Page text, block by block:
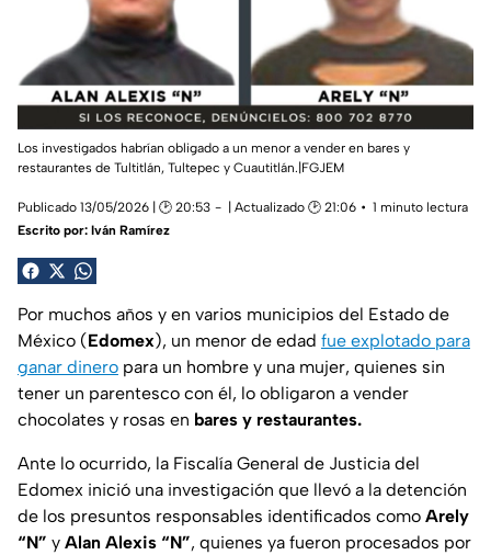
Los investigados habrían obligado a un menor a vender en bares y
restaurantes de Tultitlán, Tultepec y Cuautitlán.|FGJEM
Publicado 13/05/2026 | 🕑 20:53 | Actualizado 🕑 21:06
1 minuto lectura
Escrito por: Iván Ramírez
Por muchos años y en varios municipios del Estado de
México (Edomex), un menor de edad fue explotado para
ganar dinero para un hombre y una mujer, quienes sin
tener un parentesco con él, lo obligaron a vender
chocolates y rosas en bares y restaurantes.
Ante lo ocurrido, la Fiscalía General de Justicia del
Edomex inició una investigación que llevó a la detención
de los presuntos responsables identificados como Arely
“N” y Alan Alexis “N”, quienes ya fueron procesados por